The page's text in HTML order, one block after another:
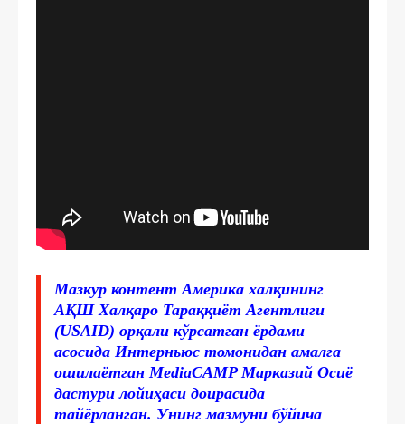
Мазкур контент Америка халқининг
АҚШ Халқаро Тараққиёт Агентлиги
(USAID) орқали кўрсатган ёрдами
асосида Интерньюс томонидан амалга
ошилаётган MediaCAMP Марказий Осиё
дастури лойиҳаси доирасида
тайёрланган. Унинг мазмуни бўйича